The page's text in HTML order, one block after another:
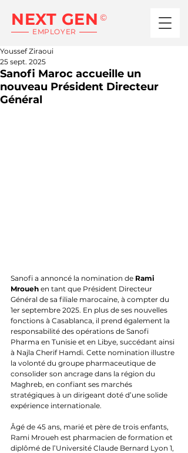
NEXT GEN
EMPLOYER
©
Sanofi Maroc accueille un
nouveau Président Directeur
Général
Youssef Ziraoui
25 sept. 2025
Sanofi a annoncé la nomination de Rami
Mroueh en tant que Président Directeur
Général de sa filiale marocaine, à compter du
1er septembre 2025. En plus de ses nouvelles
fonctions à Casablanca, il prend également la
responsabilité des opérations de Sanofi
Pharma en Tunisie et en Libye, succédant ainsi
à Najla Cherif Hamdi. Cette nomination illustre
la volonté du groupe pharmaceutique de
consolider son ancrage dans la région du
Maghreb, en confiant ses marchés
stratégiques à un dirigeant doté d’une solide
expérience internationale.
Âgé de 45 ans, marié et père de trois enfants,
Rami Mroueh est pharmacien de formation et
diplômé de l’Université Claude Bernard Lyon 1,